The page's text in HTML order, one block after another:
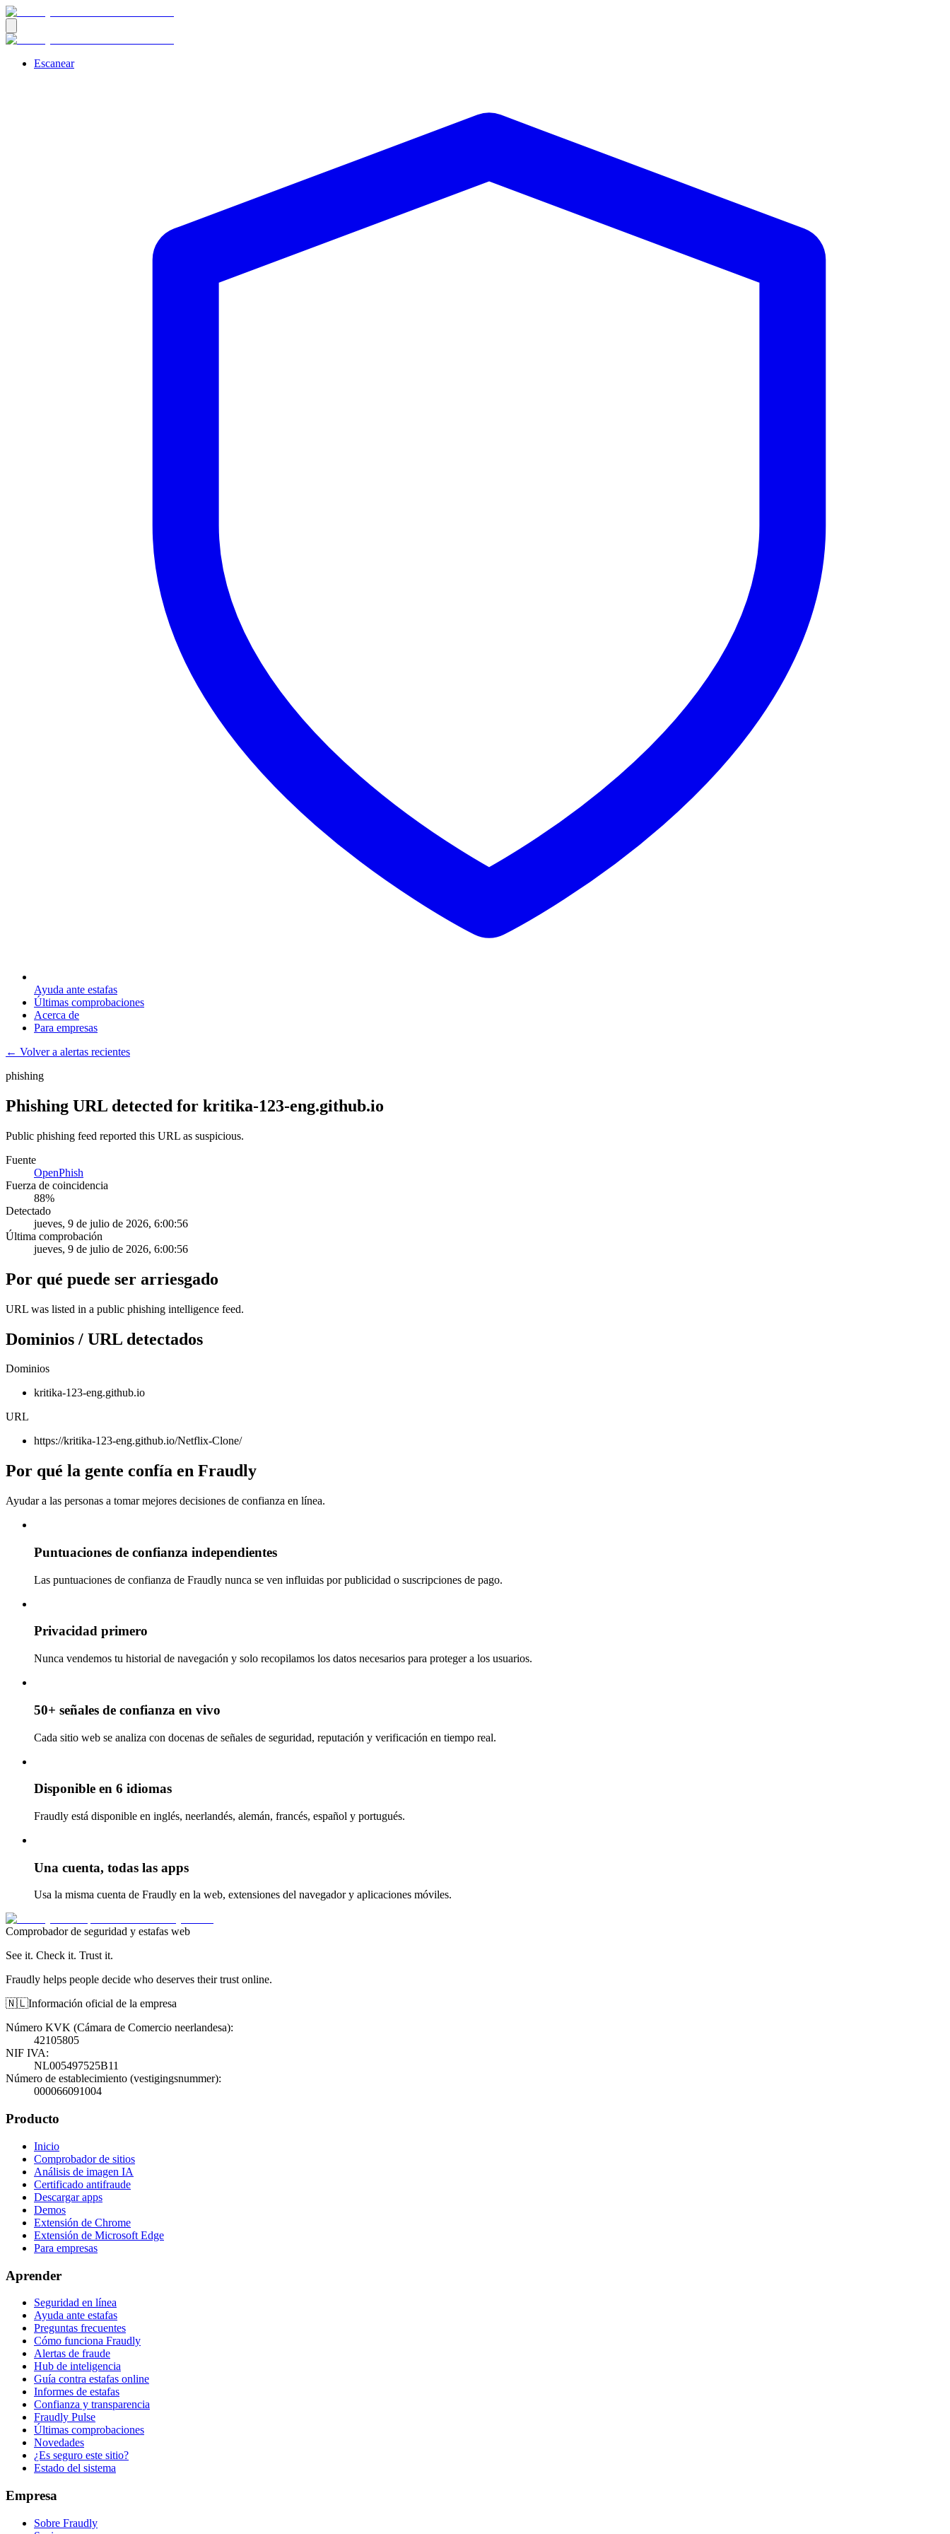
Escanear
Ayuda ante estafas
Últimas comprobaciones
Acerca de
Para empresas
← Volver a alertas recientes
phishing
Phishing URL detected for kritika-123-eng.github.io
Public phishing feed reported this URL as suspicious.
Fuente
OpenPhish
Fuerza de coincidencia
88%
Detectado
jueves, 9 de julio de 2026, 6:00:56
Última comprobación
jueves, 9 de julio de 2026, 6:00:56
Por qué puede ser arriesgado
URL was listed in a public phishing intelligence feed.
Dominios / URL detectados
Dominios
kritika-123-eng.github.io
URL
https://kritika-123-eng.github.io/Netflix-Clone/
Por qué la gente confía en Fraudly
Ayudar a las personas a tomar mejores decisiones de confianza en línea.
Puntuaciones de confianza independientes
Las puntuaciones de confianza de Fraudly nunca se ven influidas por publicidad o suscripciones de pago.
Privacidad primero
Nunca vendemos tu historial de navegación y solo recopilamos los datos necesarios para proteger a los usuarios.
50+ señales de confianza en vivo
Cada sitio web se analiza con docenas de señales de seguridad, reputación y verificación en tiempo real.
Disponible en 6 idiomas
Fraudly está disponible en inglés, neerlandés, alemán, francés, español y portugués.
Una cuenta, todas las apps
Usa la misma cuenta de Fraudly en la web, extensiones del navegador y aplicaciones móviles.
Comprobador de seguridad y estafas web
See it. Check it. Trust it.
Fraudly helps people decide who deserves their trust online.
🇳🇱Información oficial de la empresa
Número KVK (Cámara de Comercio neerlandesa):
42105805
NIF IVA:
NL005497525B11
Número de establecimiento (vestigingsnummer):
000066091004
Producto
Inicio
Comprobador de sitios
Análisis de imagen IA
Certificado antifraude
Descargar apps
Demos
Extensión de Chrome
Extensión de Microsoft Edge
Para empresas
Aprender
Seguridad en línea
Ayuda ante estafas
Preguntas frecuentes
Cómo funciona Fraudly
Alertas de fraude
Hub de inteligencia
Guía contra estafas online
Informes de estafas
Confianza y transparencia
Fraudly Pulse
Últimas comprobaciones
Novedades
¿Es seguro este sitio?
Estado del sistema
Empresa
Sobre Fraudly